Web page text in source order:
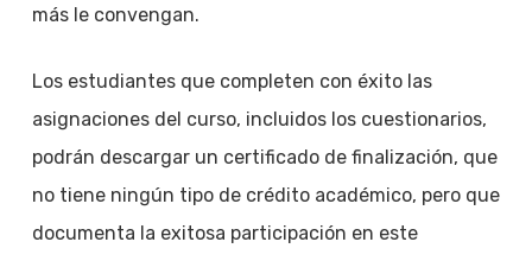
más le convengan.
Los estudiantes que completen con éxito las
asignaciones del curso, incluidos los cuestionarios,
podrán descargar un certificado de finalización, que
no tiene ningún tipo de crédito académico, pero que
documenta la exitosa participación en este